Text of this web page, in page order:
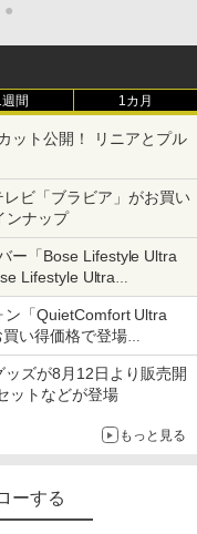
●
週間 1カ月
ット公開！ リニアとプル
レビ「ブラビア」がお買い
ナップ
ー「Bose Lifestyle Ultra
Lifestyle Ultra
ン「QuietComfort Ultra
い得価格で登場
体験が楽しめる
ッズが8月12日より販売開
ットなどが登場
もっと見る
ーする